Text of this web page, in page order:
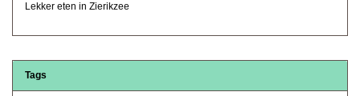
Lekker eten in Zierikzee
Tags